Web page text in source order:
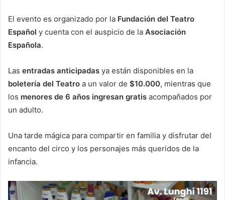
El evento es organizado por la Fundación del Teatro
Español y cuenta con el auspicio de la Asociación
Española.
Las entradas anticipadas ya están disponibles en la
boletería del Teatro a un valor de $10.000, mientras que
los menores de 6 años ingresan gratis acompañados por
un adulto.
Una tarde mágica para compartir en familia y disfrutar del
encanto del circo y los personajes más queridos de la
infancia.